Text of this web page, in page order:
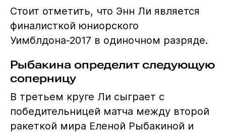
Стоит отметить, что Энн Ли является
финалисткой юниорского
Уимблдона-2017 в одиночном разряде.
Рыбакина определит следующую
соперницу
В третьем круге Ли сыграет с
победительницей матча между второй
ракеткой мира Еленой Рыбакиной и